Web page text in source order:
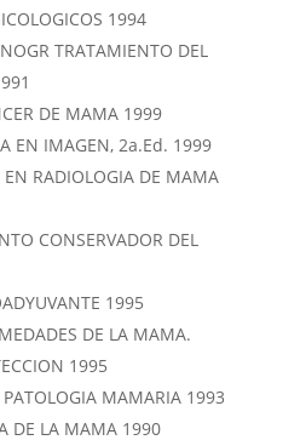
1994
TRATAMIENTO DEL
DE MAMA 1999
EN IMAGEN, 2a.Ed. 1999
EN RADIOLOGIA DE MAMA
CONSERVADOR DEL
1995
DE LA MAMA.
1995
MAMARIA 1993
DE LA MAMA 1990